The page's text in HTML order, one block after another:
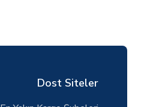
Dost Siteler